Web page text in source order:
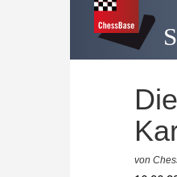
von